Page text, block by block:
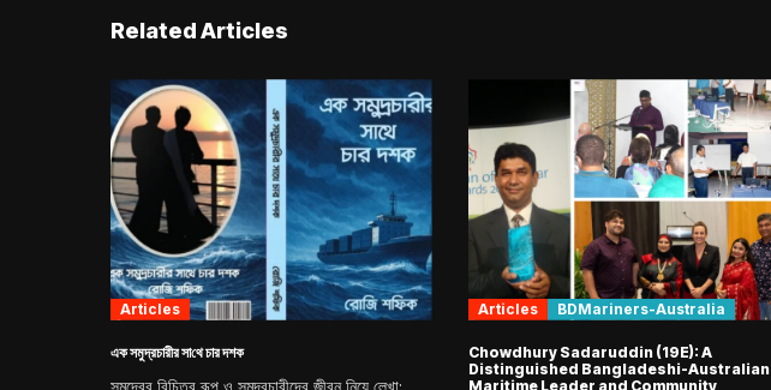
Related Articles
Articles
এক সমুদ্রচারীর সা‌থে চার দশক
সমুদ্রের বিচিত্র রূপ ও সমুদ্রচারীদের জীবন নিয়ে লেখা;
Articles BDMariners-Australia
Chowdhury Sadaruddin (19E): A
Distinguished Bangladeshi-Australian
Maritime Leader and Community